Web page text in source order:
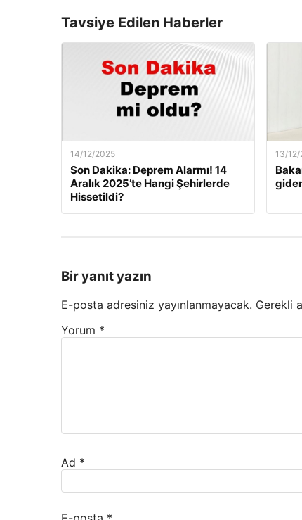
Tavsiye Edilen Haberler
14/12/2025
Son Dakika: Deprem Alarmı! 14
Aralık 2025’te Hangi Şehirlerde
Hissetildi?
13/
Bir yanıt yazın
E-posta adresiniz yayınlanmayacak. Gerekli
Yorum *
Ad *